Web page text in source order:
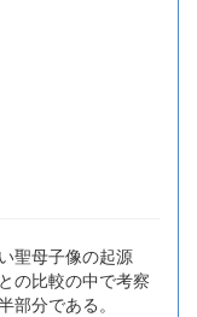
聖母子像の起源
の比較の中で考察
部分である。